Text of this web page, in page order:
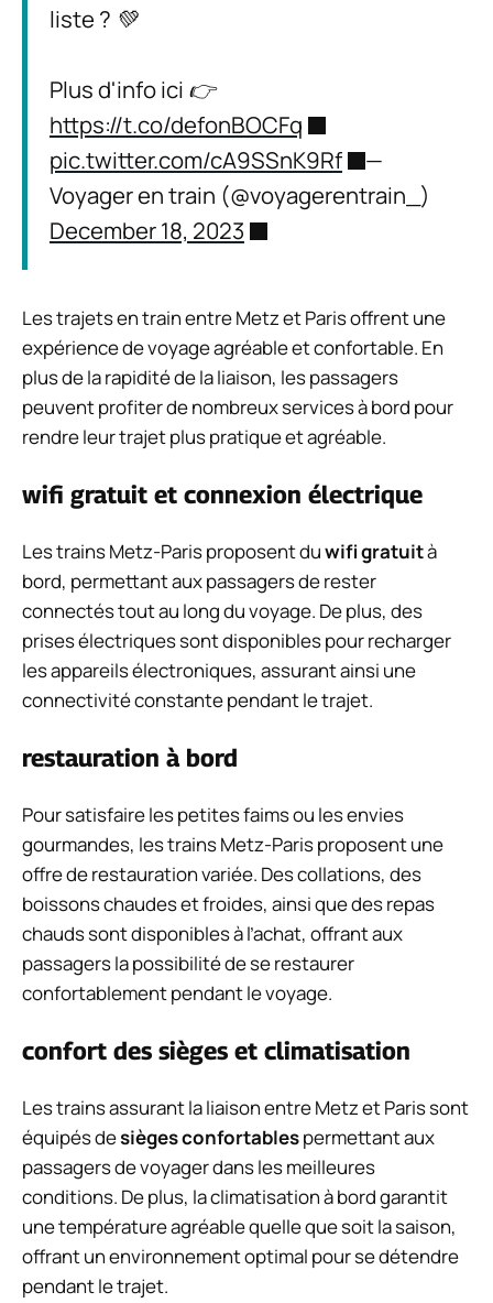
liste ? 💚
Plus d'info ici 👉
https://t.co/defonBOCFq
pic.twitter.com/cA9SSnK9Rf
—
Voyager en train (@voyagerentrain_)
December 18, 2023
Les trajets en train entre Metz et Paris offrent une
expérience de voyage agréable et confortable. En
plus de la rapidité de la liaison, les passagers
peuvent profiter de nombreux services à bord pour
rendre leur trajet plus pratique et agréable.
wifi gratuit et connexion électrique
Les trains Metz-Paris proposent duwifi gratuità
bord, permettant aux passagers de rester
connectés tout au long du voyage. De plus, des
prises électriques sont disponibles pour recharger
les appareils électroniques, assurant ainsi une
connectivité constante pendant le trajet.
restauration à bord
Pour satisfaire les petites faims ou les envies
gourmandes, les trains Metz-Paris proposent une
offre de restauration variée. Des collations, des
boissons chaudes et froides, ainsi que des repas
chauds sont disponibles à l’achat, offrant aux
passagers la possibilité de se restaurer
confortablement pendant le voyage.
confort des sièges et climatisation
Les trains assurant la liaison entre Metz et Paris sont
équipés desièges confortablespermettant aux
passagers de voyager dans les meilleures
conditions. De plus, la climatisation à bord garantit
une température agréable quelle que soit la saison,
offrant un environnement optimal pour se détendre
pendant le trajet.